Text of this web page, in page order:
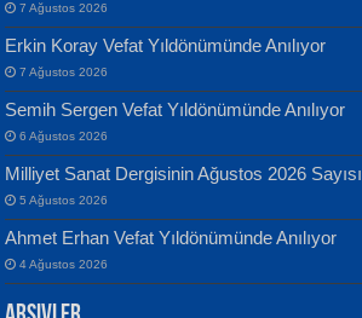
EKREM KARABABA
Yaralı Şiir...
İsmail Aydos
İnkisar...
7 Ağustos 2026
Erkin Koray Vefat Yıldönümünde Anılıyor
7 Ağustos 2026
Semih Sergen Vefat Yıldönümünde Anılıyor
6 Ağustos 2026
Milliyet Sanat Dergisinin Ağustos 2026 Sayısı
5 Ağustos 2026
Ahmet Erhan Vefat Yıldönümünde Anılıyor
4 Ağustos 2026